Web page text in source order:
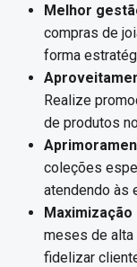
Melhor
compras de
forma
Realize
de produtos
coleções
atendendo às
meses de alta
fidelizar